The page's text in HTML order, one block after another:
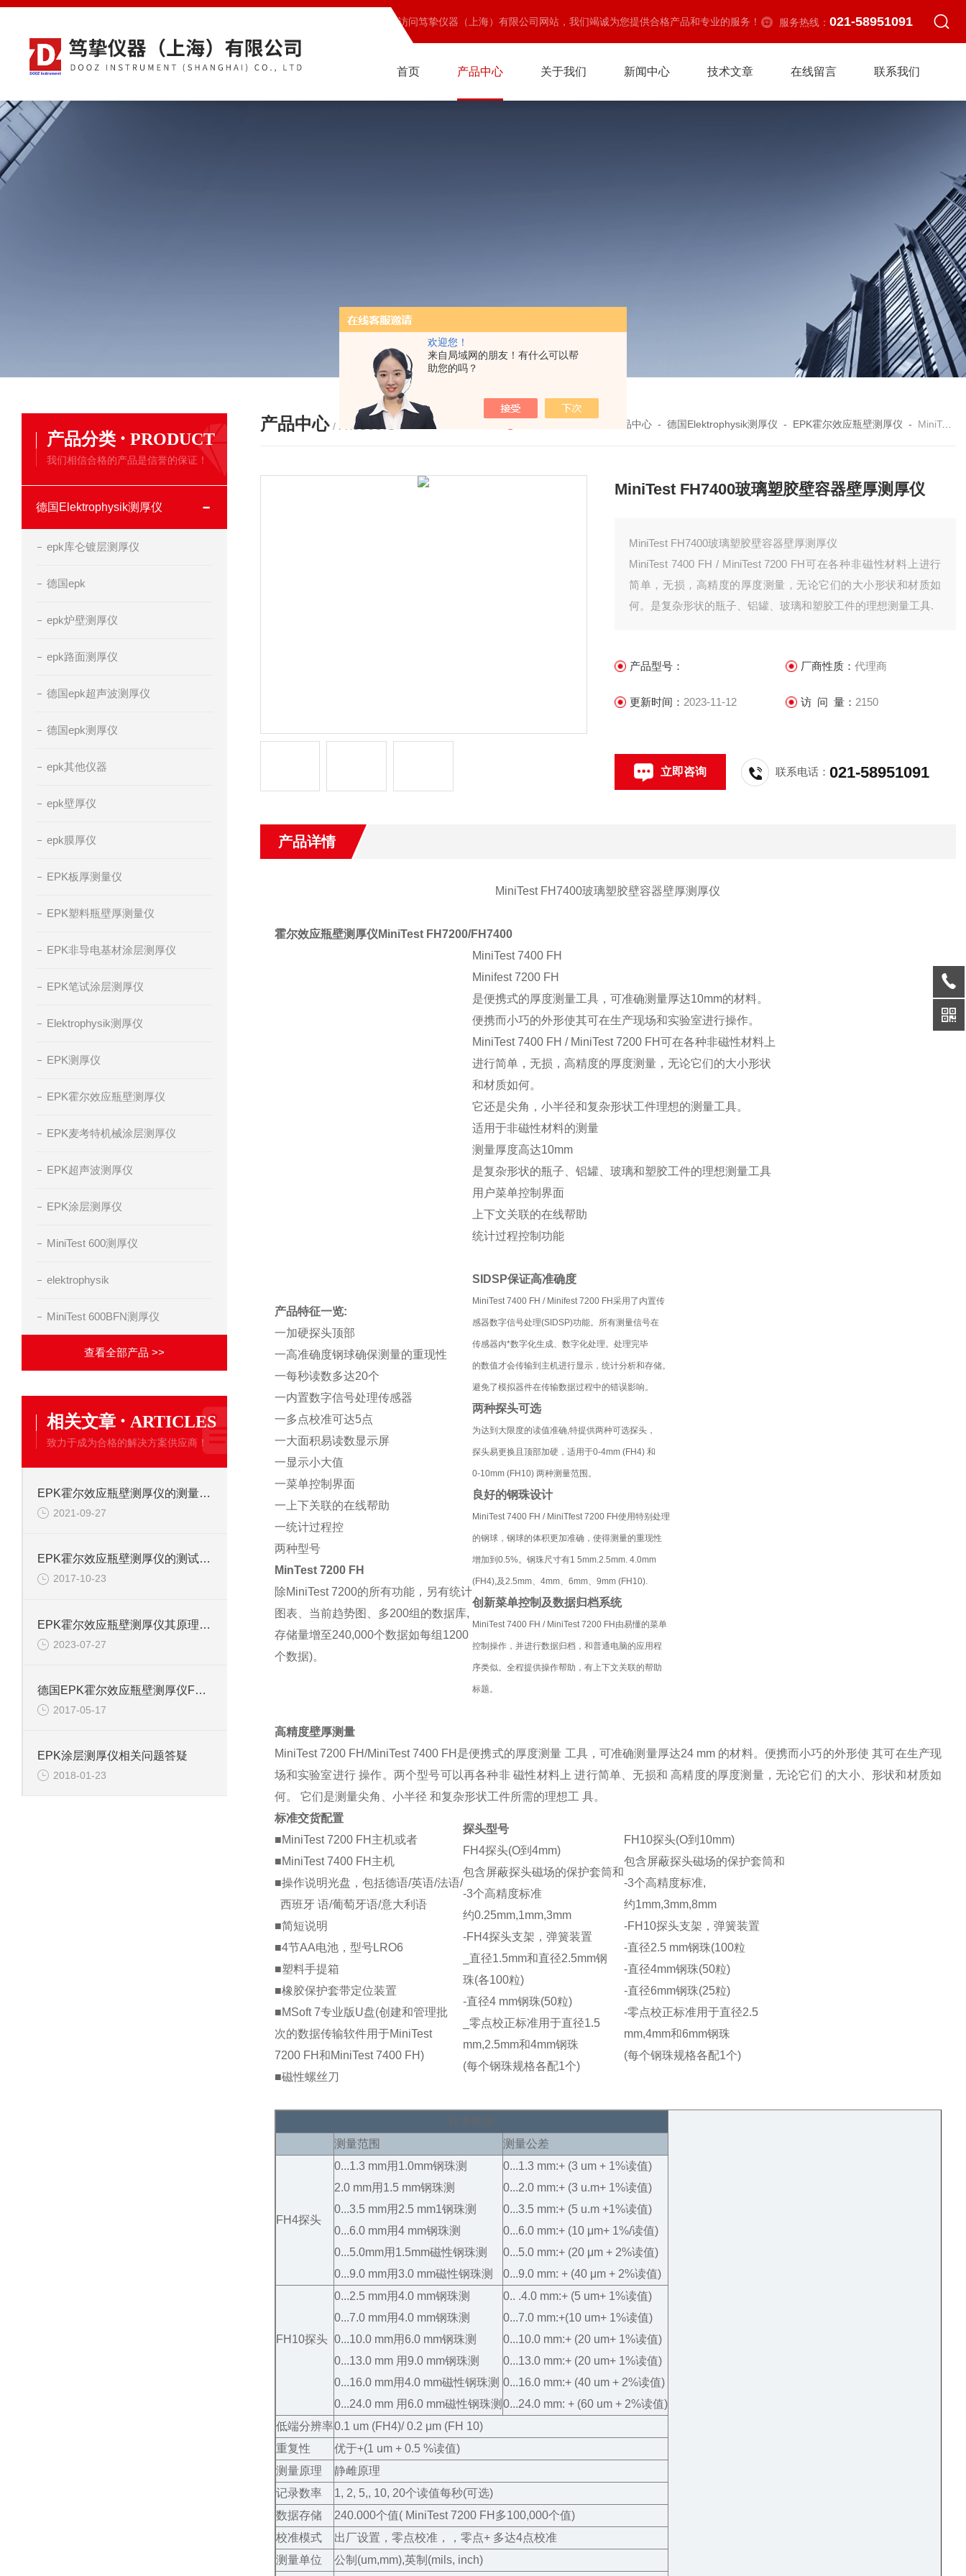
欢迎您！
来自局域网的朋友！有什么可以帮
助您的吗？
欢迎访问笃挚仪器（上海）有限公司网站，我们竭诚为您提供合格产品和专业的服务！ 服务热线： 021-58951091
首页 产品中心 关于我们 新闻中心 技术文章 在线留言 联系我们
产品分类 · PRODUCT
我们相信合格的产品是信誉的保证！
德国Elektrophysik测厚仪
epk库仑镀层测厚仪
德国epk
epk炉壁测厚仪
epk路面测厚仪
德国epk超声波测厚仪
德国epk测厚仪
epk其他仪器
epk壁厚仪
epk膜厚仪
EPK板厚测量仪
EPK塑料瓶壁厚测量仪
EPK非导电基材涂层测厚仪
EPK笔试涂层测厚仪
Elektrophysik测厚仪
EPK测厚仪
EPK霍尔效应瓶壁测厚仪
EPK麦考特机械涂层测厚仪
EPK超声波测厚仪
EPK涂层测厚仪
MiniTest 600测厚仪
elektrophysik
MiniTest 600BFN测厚仪
查看全部产品 >>
相关文章 · ARTICLES
致力于成为合格的解决方案供应商！
EPK霍尔效应瓶壁测厚仪的测量步骤你还记得吗？
2021-09-27
EPK霍尔效应瓶壁测厚仪的测试原理及方法概述
2017-10-23
EPK霍尔效应瓶壁测厚仪其原理及特点分别是什么
2023-07-27
德国EPK霍尔效应瓶壁测厚仪FH7400
2017-05-17
EPK涂层测厚仪相关问题答疑
2018-01-23
产品中心 / PRODUCTS 产品中心 -德国Elektrophysik测厚仪 - EPK霍尔效应瓶壁测厚仪 - MiniTest FH7400玻璃塑胶壁容器壁厚测厚仪
MiniTest FH7400玻璃塑胶壁容器壁厚测厚仪
MiniTest FH7400玻璃塑胶壁容器壁厚测厚仪
MiniTest 7400 FH / MiniTest 7200 FH可在各种非磁性材料上进行
简单，无损，高精度的厚度测量，无论它们的大小形状和材质如
何。是复杂形状的瓶子、铝罐、玻璃和塑胶工件的理想测量工具.
产品型号： 厂商性质： 代理商
更新时间： 2023-11-12 访 问 量： 2150
立即咨询 联系电话：021-58951091
产品详情
MiniTest FH7400玻璃塑胶壁容器壁厚测厚仪
霍尔效应瓶壁测厚仪MiniTest FH7200/FH7400
MiniTest 7400 FH
Minifest 7200 FH
是便携式的厚度测量工具，可准确测量厚达10mm的材料。
便携而小巧的外形使其可在生产现场和实验室进行操作。
MiniTest 7400 FH / MiniTest 7200 FH可在各种非磁性材料上
进行简单，无损，高精度的厚度测量，无论它们的大小形状
和材质如何。
它还是尖角，小半径和复杂形状工件理想的测量工具。
适用于非磁性材料的测量
测量厚度高达10mm
是复杂形状的瓶子、铝罐、玻璃和塑胶工件的理想测量工具
用户菜单控制界面
上下文关联的在线帮助
统计过程控制功能
产品特征一览:
一加硬探头顶部
一高准确度钢球确保测量的重现性
一每秒读数多达20个
一内置数字信号处理传感器
一多点校准可达5点
一大面积易读数显示屏
一显示小大值
一菜单控制界面
一上下关联的在线帮助
一统计过程控
两种型号
MinTest 7200 FH
除MiniTest 7200的所有功能，另有统计
图表、当前趋势图、多200组的数据库,
存储量增至240,000个数据如每组1200
个数据)。
SIDSP保证高准确度
MiniTest 7400 FH / Minifest 7200 FH采用了内置传
感器数字信号处理(SIDSP)功能。所有测量信号在
传感器内*数字化生成、数字化处理。处理完毕
的数值才会传输到主机进行显示，统计分析和存储。
避免了模拟器件在传输数据过程中的错误影响。
两种探头可选
为达到大限度的读值准确,特提供两种可选探头，
探头易更换且顶部加硬，适用于0-4mm (FH4) 和
0-10mm (FH10) 两种测量范围。
良好的钢珠设计
MiniTest 7400 FH / MiniTfest 7200 FH使用特别处理
的钢球，钢球的体积更加准确，使得测量的重现性
增加到0.5%。钢珠尺寸有1 5mm.2.5mm. 4.0mm
(FH4),及2.5mm、4mm、6mm、9mm (FH10).
创新菜单控制及数据归档系统
MiniTest 7400 FH / MiniTest 7200 FH由易懂的菜单
控制操作，并进行数据归档，和普通电脑的应用程
序类似。全程提供操作帮助，有上下文关联的帮助
标题。
高精度壁厚测量
MiniTest 7200 FH/MiniTest 7400 FH是便携式的厚度测量 工具，可准确测量厚达24 mm 的材料。便携而小巧的外形使 其可在生产现
场和实验室进行 操作。两个型号可以再各种非 磁性材料上 进行简单、无损和 高精度的厚度测量，无论它们 的大小、形状和材质如
何。 它们是测量尖角、小半径 和复杂形状工件所需的理想工 具。
标准交货配置
■MiniTest 7200 FH主机或者
■MiniTest 7400 FH主机
■操作说明光盘，包括德语/英语/法语/
西班牙 语/葡萄牙语/意大利语
■简短说明
■4节AA电池，型号LRO6
■塑料手提箱
■橡胶保护套带定位装置
■MSoft 7专业版U盘(创建和管理批
次的数据传输软件用于MiniTest
7200 FH和MiniTest 7400 FH)
■磁性螺丝刀
探头型号
FH4探头(O到4mm)
包含屏蔽探头磁场的保护套筒和
-3个高精度标准
约0.25mm,1mm,3mm
-FH4探头支架，弹簧装置
_直径1.5mm和直径2.5mm钢
珠(各100粒)
-直径4 mm钢珠(50粒)
_零点校正标准用于直径1.5
mm,2.5mm和4mm钢珠
(每个钢珠规格各配1个)
FH10探头(O到10mm)
包含屏蔽探头磁场的保护套筒和
-3个高精度标准,
约1mm,3mm,8mm
-FH10探头支架，弹簧装置
-直径2.5 mm钢珠(100粒
-直径4mm钢珠(50粒)
-直径6mm钢珠(25粒)
-零点校正标准用于直径2.5
mm,4mm和6mm钢珠
(每个钢珠规格各配1个)
测量范围
测量公差
FH4探头
0...1.3 mm用1.0mm钢珠测
2.0 mm用1.5 mm钢珠测
0...3.5 mm用2.5 mm1钢珠测
0...6.0 mm用4 mm钢珠测
0...5.0mm用1.5mm磁性钢珠测
0...9.0 mm用3.0 mm磁性钢珠测
0...1.3 mm:+ (3 um + 1%读值)
0...2.0 mm:+ (3 u.m+ 1%读值)
0...3.5 mm:+ (5 u.m +1%读值)
0...6.0 mm:+ (10 μm+ 1%/读值)
0...5.0 mm:+ (20 μm + 2%读值)
0...9.0 mm: + (40 μm + 2%读值)
FH10探头
0...2.5 mm用4.0 mm钢珠测
0...7.0 mm用4.0 mm钢珠测
0...10.0 mm用6.0 mm钢珠测
0...13.0 mm 用9.0 mm钢珠测
0...16.0 mm用4.0 mm磁性钢珠测
0...24.0 mm 用6.0 mm磁性钢珠测
0.. .4.0 mm:+ (5 um+ 1%读值)
0...7.0 mm:+(10 um+ 1%读值)
0...10.0 mm:+ (20 um+ 1%读值)
0...13.0 mm:+ (20 um+ 1%读值)
0...16.0 mm:+ (40 um + 2%读值)
0...24.0 mm: + (60 um + 2%读值)
低端分辨率0.1 um (FH4)/ 0.2 μm (FH 10)
重复性
优于+(1 um + 0.5 %读值)
测量原理
静雌原理
记录数率
1, 2, 5,, 10, 20个读值每秒(可选)
数据存储
240.000个值( MiniTest 7200 FH多100,000个值)
校准模式
出厂设置，零点校准，，零点+ 多达4点校准
测量单位
公制(um,mm),英制(mils, inch)